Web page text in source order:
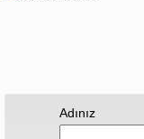
Adınız